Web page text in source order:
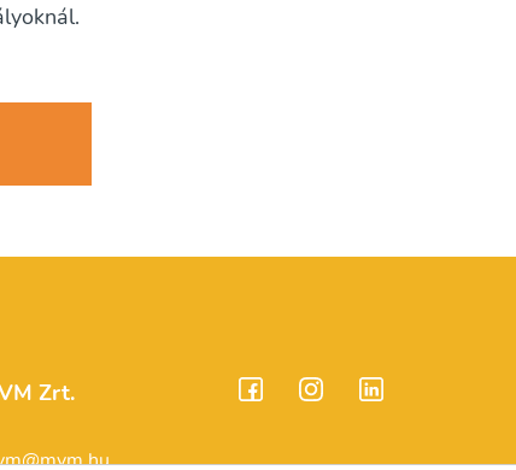
Zrt.